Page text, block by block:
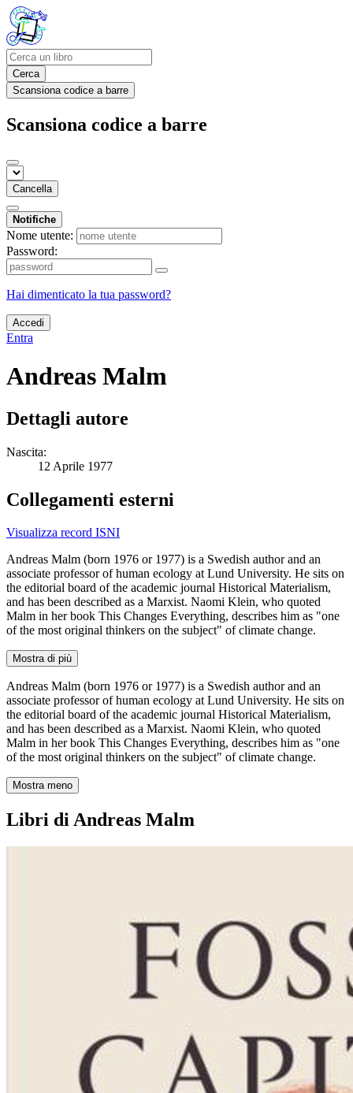
Cerca
Scansiona codice a barre
Scansiona codice a barre
Cancella
Notifiche
Nome utente:
Password:
Hai dimenticato la tua password?
Accedi
Entra
Andreas Malm
Dettagli autore
Nascita:
12 Aprile 1977
Collegamenti esterni
Visualizza record ISNI
Andreas Malm (born 1976 or 1977) is a Swedish author and an
associate professor of human ecology at Lund University. He sits on
the editorial board of the academic journal Historical Materialism,
and has been described as a Marxist. Naomi Klein, who quoted
Malm in her book This Changes Everything, describes him as "one
of the most original thinkers on the subject" of climate change.
Mostra di più
Andreas Malm (born 1976 or 1977) is a Swedish author and an
associate professor of human ecology at Lund University. He sits on
the editorial board of the academic journal Historical Materialism,
and has been described as a Marxist. Naomi Klein, who quoted
Malm in her book This Changes Everything, describes him as "one
of the most original thinkers on the subject" of climate change.
Mostra meno
Libri di Andreas Malm